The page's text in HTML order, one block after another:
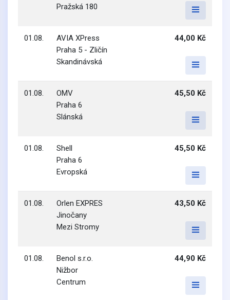
Pražská 180
01.08.
AVIA XPress
Praha 5 - Zličín
Skandinávská
44,00 Kč
01.08.
OMV
Praha 6
Slánská
45,50 Kč
01.08.
Shell
Praha 6
Evropská
45,50 Kč
01.08.
Orlen EXPRES
Jinočany
Mezi Stromy
43,50 Kč
01.08.
Benol s.r.o.
Nižbor
Centrum
44,90 Kč